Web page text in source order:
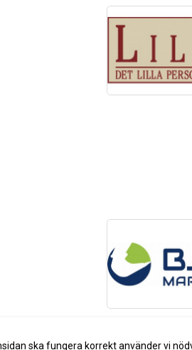
ska fungera korrekt använder vi